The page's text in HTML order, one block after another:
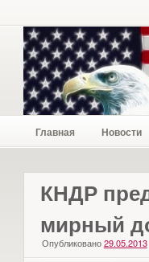
Главная Новости
КНДР
мирный
Опубликовано 29.05.2013